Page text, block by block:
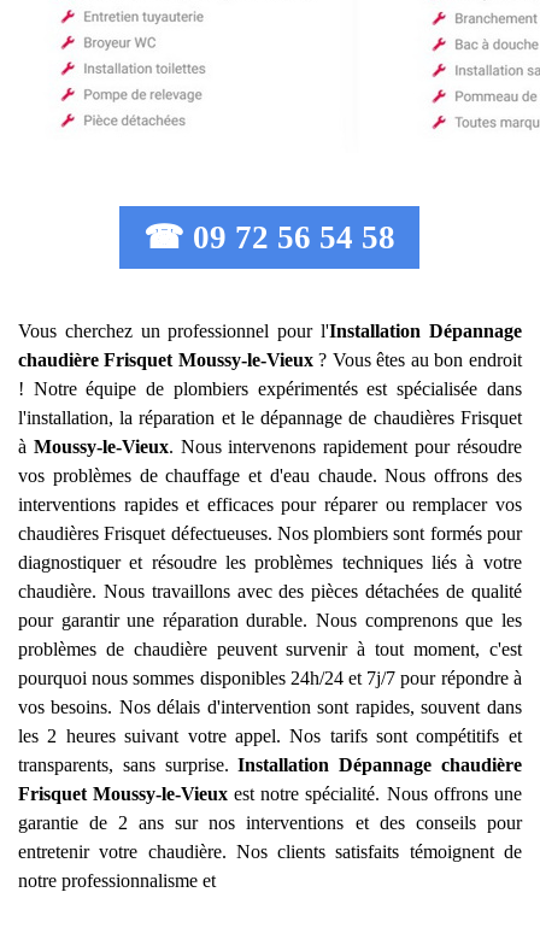
☎ 09 72 56 54 58
Vous cherchez un professionnel pour l'Installation Dépannage
chaudière Frisquet Moussy-le-Vieux? Vous êtes au bon endroit
! Notre équipe de plombiers expérimentés est spécialisée dans
l'installation, la réparation et le dépannage de chaudières Frisquet
à Moussy-le-Vieux. Nous intervenons rapidement pour résoudre
vos problèmes de chauffage et d'eau chaude. Nous offrons des
interventions rapides et efficaces pour réparer ou remplacer vos
chaudières Frisquet défectueuses. Nos plombiers sont formés pour
diagnostiquer et résoudre les problèmes techniques liés à votre
chaudière. Nous travaillons avec des pièces détachées de qualité
pour garantir une réparation durable. Nous comprenons que les
problèmes de chaudière peuvent survenir à tout moment, c'est
pourquoi nous sommes disponibles 24h/24 et 7j/7 pour répondre à
vos besoins. Nos délais d'intervention sont rapides, souvent dans
les 2 heures suivant votre appel. Nos tarifs sont compétitifs et
transparents, sans surprise.Installation Dépannage chaudière
Frisquet Moussy-le-Vieux est notre spécialité. Nous offrons une
garantie de 2 ans sur nos interventions et des conseils pour
entretenir votre chaudière. Nos clients satisfaits témoignent de
notre professionnalisme et